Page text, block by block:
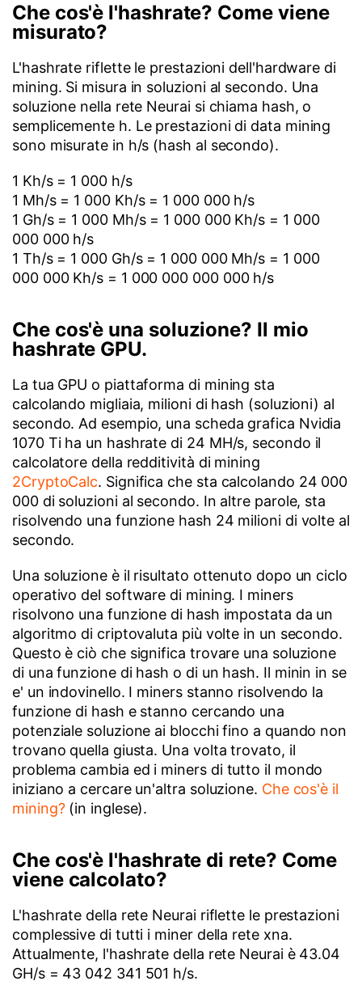
Che cos'è l'hashrate? Come viene
misurato?
L'hashrate riflette le prestazioni dell'hardware di
mining. Si misura in soluzioni al secondo. Una
soluzione nella rete Neurai si chiama hash, o
semplicemente h. Le prestazioni di data mining
sono misurate in h/s (hash al secondo).
1 Kh/s = 1 000 h/s
1 Mh/s = 1 000 Kh/s = 1 000 000 h/s
1 Gh/s = 1 000 Mh/s = 1 000 000 Kh/s = 1 000
000 000 h/s
1 Th/s = 1 000 Gh/s = 1 000 000 Mh/s = 1 000
000 000 Kh/s = 1 000 000 000 000 h/s
Che cos'è una soluzione? Il mio
hashrate GPU.
La tua GPU o piattaforma di mining sta
calcolando migliaia, milioni di hash (soluzioni) al
secondo. Ad esempio, una scheda grafica Nvidia
1070 Ti ha un hashrate di 24 MH/s, secondo il
calcolatore della redditività di mining
2CryptoCalc. Significa che sta calcolando 24 000
000 di soluzioni al secondo. In altre parole, sta
risolvendo una funzione hash 24 milioni di volte al
secondo.
Una soluzione è il risultato ottenuto dopo un ciclo
operativo del software di mining. I miners
risolvono una funzione di hash impostata da un
algoritmo di criptovaluta più volte in un secondo.
Questo è ciò che significa trovare una soluzione
di una funzione di hash o di un hash. Il minin in se
e' un indovinello. I miners stanno risolvendo la
funzione di hash e stanno cercando una
potenziale soluzione ai blocchi fino a quando non
trovano quella giusta. Una volta trovato, il
problema cambia ed i miners di tutto il mondo
iniziano a cercare un'altra soluzione. Che cos'è il
mining?(in inglese).
Che cos'è l'hashrate di rete? Come
viene calcolato?
L'hashrate della rete Neurai riflette le prestazioni
complessive di tutti i miner della rete xna.
Attualmente, l'hashrate della rete Neurai è 43.04
GH/s = 43 042 341 501 h/s.